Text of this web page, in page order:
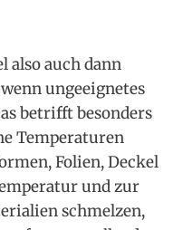
also auch dann
ungeeignetes
betrifft besonders
Temperaturen
Folien, Deckel
und zur
schmelzen,